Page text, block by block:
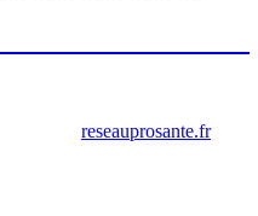
reseauprosante.fr